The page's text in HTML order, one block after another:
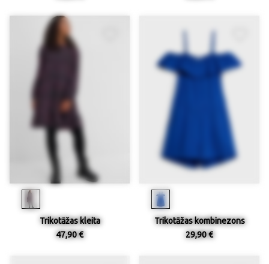
Trikotāžas kleita
47,90 €
Trikotāžas kombinezons
29,90 €